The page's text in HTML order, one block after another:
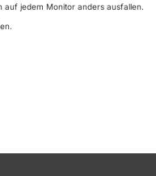
auf jedem Monitor anders ausfallen.